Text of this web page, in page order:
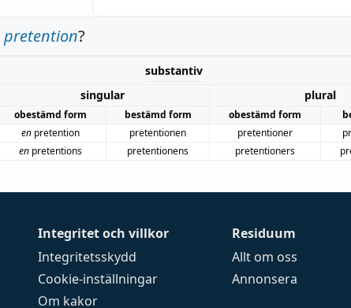
pretention?
substantiv
singular
plural
obestämd form bestämd form obestämd form
en pretention pretentionen pretentioner
en pretentions pretentionens pretentioners
Integritet och villkor
Integritetsskydd
Cookie-inställningar
Om kakor
Residuum
Allt om oss
Annonsera